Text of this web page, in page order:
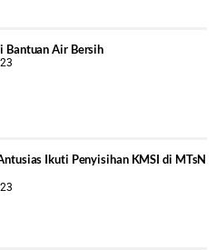
Bantuan Air Bersih
Ikuti Penyisihan KMSI di MTsN